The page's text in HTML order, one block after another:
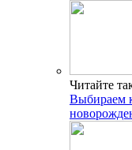
Читайте
Выбираем